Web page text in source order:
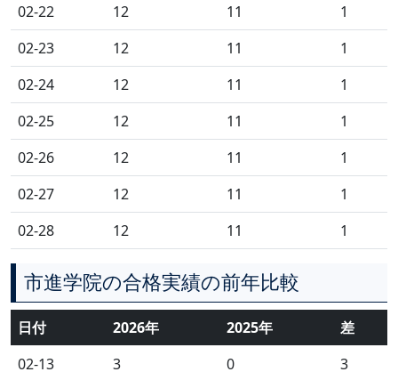
02-22
12 11
1
02-23
12 11
1
02-24
12 11
1
02-25
12 11
1
02-26
12 11
1
02-27
12 11
1
02-28
12 11 1
市進学院の合格実績の前年比較
日付 2026年 2025年
差
02-13
3 0
3